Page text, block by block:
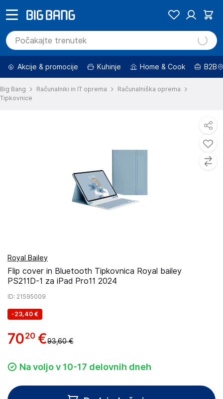
Akcije & promocije Kuhinje Home & Cook B2B
Big Bang Računalniki in IT oprema
Računalniška oprema
Tipkovnice
Royal Bailey
Flip cover in Bluetooth Tipkovnica Royal bailey
PS211D-1 za iPad Pro11 2024
ID: 21595009
-23,40 €
7020 €93,60 €
Na voljo v 10-17 delovnih dneh